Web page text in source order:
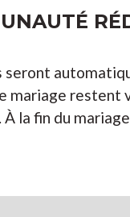
seront
mariage
la fin du